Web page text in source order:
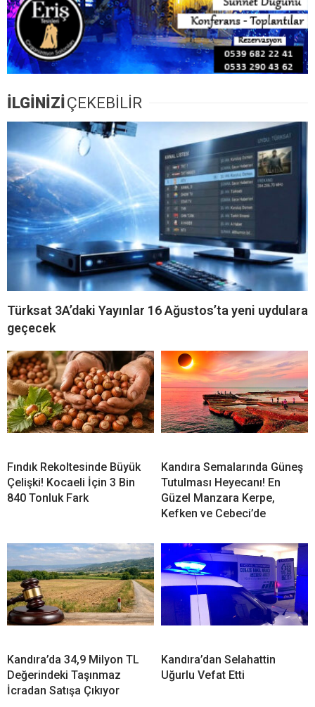
İLGİNİZİÇEKEBİLİR
Türksat 3A’daki Yayınlar 16 Ağustos’ta yeni uydulara
geçecek
Fındık Rekoltesinde Büyük
Çelişki! Kocaeli İçin 3 Bin
840 Tonluk Fark
Kandıra Semalarında Güneş
Tutulması Heyecanı! En
Güzel Manzara Kerpe,
Kefken ve Cebeci’de
Kandıra’da 34,9 Milyon TL
Değerindeki Taşınmaz
İcradan Satışa Çıkıyor
Kandıra’dan Selahattin
Uğurlu Vefat Etti